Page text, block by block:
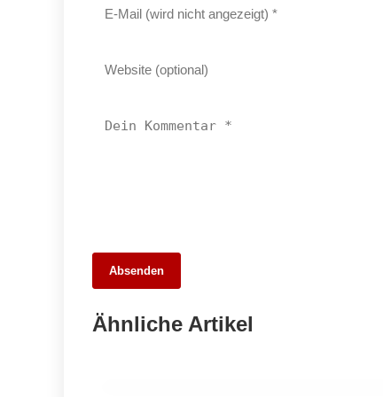
Absenden
Ähnliche Artikel
29. April 2026
Faszination Fernglas: Die besten